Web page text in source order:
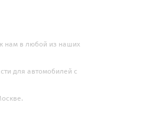
нам в любой из наших
для автомобилей с